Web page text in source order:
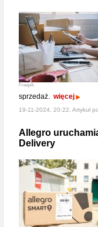
Freepik
sprzedaż. więcej
19-11-2024, 20:22, Artykuł
Allegro
Delivery